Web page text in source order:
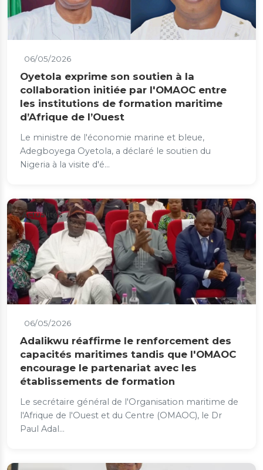
06/05/2026
Oyetola exprime son soutien à la
collaboration initiée par l'OMAOC entre
les institutions de formation maritime
d’Afrique de l’Ouest
Le ministre de l'économie marine et bleue,
Adegboyega Oyetola, a déclaré le soutien du
Nigeria à la visite d'é...
Actualités
06/05/2026
Adalikwu réaffirme le renforcement des
capacités maritimes tandis que l'OMAOC
encourage le partenariat avec les
établissements de formation
Le secrétaire général de l'Organisation maritime de
l'Afrique de l'Ouest et du Centre (OMAOC), le Dr
Paul Adal...